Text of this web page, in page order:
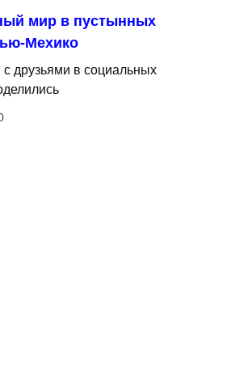
мир в пустынных
Мехико
с друзьями в социальных